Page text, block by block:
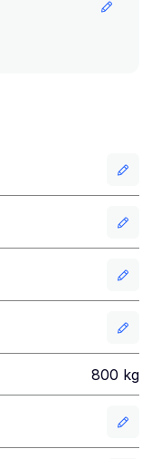
800 kg